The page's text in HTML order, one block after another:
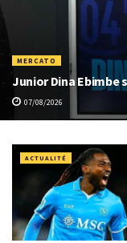
MERCATO
Junior Dina Ebimbe
07/08/2026
ACTUALITÉ